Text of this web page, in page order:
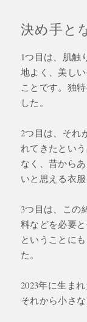
決め手と
1つ目は、肌触
地よく、美し
ことです。独
した。
2つ目は、それ
れてきたとい
なく、昔から
いと思える衣
3つ目は、この
料などを必要
ということに
た。
2023年に生ま
それから小さ